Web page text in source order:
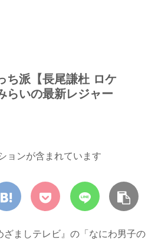
ち派【長尾謙杜 ロケ
らいの最新レジャー
ョンが含まれています
ざましテレビ』の「なにわ男子の